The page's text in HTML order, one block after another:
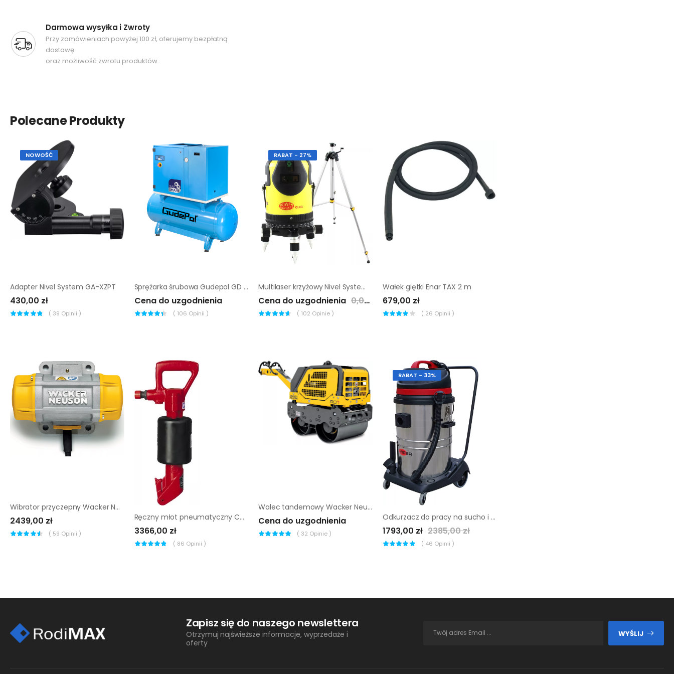
Darmowa wysyłka i Zwroty
Przy zamówieniach powyżej 100 zł, oferujemy bezpłatną
dostawę
oraz możliwość zwrotu produktów.
Polecane Produkty
NOWOŚĆ
Adapter Nivel System GA-XZPT
430,00 zł
( 39 Opinii )
Sprężarka śrubowa Gudepol GD SMART 5,5/10-500/11
Cena do uzgodnienia
( 106 Opinii )
RABAT - 27%
Multilaser krzyżowy Nivel System CL8G (+ statyw)
Cena do uzgodnienia 0,00 zł
( 102 Opinie )
Wałek giętki Enar TAX 2 m
679,00 zł
( 26 Opinii )
Wibrator przyczepny Wacker Neuson AR 26/3/230 w
2439,00 zł
( 59 Opinii )
Ręczny młot pneumatyczny Chicago Pneumatic CP 0222 Chotbs
3366,00 zł
( 86 Opinii )
Walec tandemowy Wacker Neuson RD7 He
Cena do uzgodnienia
( 32 Opinie )
RABAT - 33%
Odkurzacz do pracy na sucho i mokro Viper LSU 375
1793,00 zł 2385,00 zł
( 46 Opinii )
Zapisz się do naszego newslettera
Otrzymuj najświeższe informacje, wyprzedaże i
oferty
WYŚLIJ